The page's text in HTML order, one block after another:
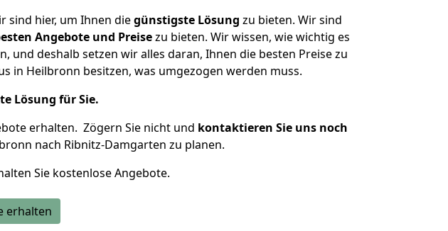
sind hier, um Ihnen diegünstigste Lösung zu bieten. Wir sind
Angebote und Preisezu bieten. Wir wissen, wie wichtig es
deshalb setzen wir alles daran, Ihnen die besten Preise zu
in Heilbronn besitzen, was umgezogen werden muss.
Lösung für Sie.
erhalten. Zögern Sie nicht und kontaktieren Sie uns noch
nach Ribnitz-Damgarten zu planen.
Sie kostenlose Angebote.
erhalten